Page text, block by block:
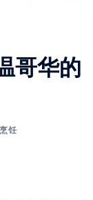
哥华的
饪